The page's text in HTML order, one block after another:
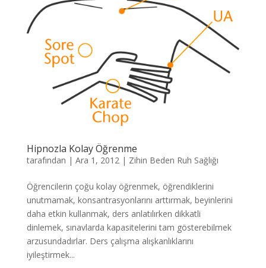
Hipnozla Kolay Öğrenme
tarafından | Ara 1, 2012| Zihin Beden Ruh Sağlığı
Öğrencilerin çoğu kolay öğrenmek, öğrendiklerini
unutmamak, konsantrasyonlarını arttırmak, beyinlerini
daha etkin kullanmak, ders anlatılırken dikkatli
dinlemek, sınavlarda kapasitelerini tam gösterebilmek
arzusundadırlar. Ders çalışma alışkanlıklarını
iyileştirmek...